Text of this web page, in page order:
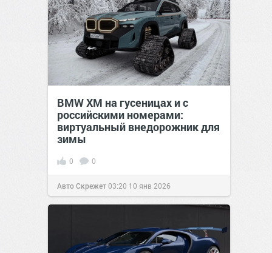
BMW XM на гусеницах и с
российскими номерами:
виртуальный внедорожник для
зимы
0 0
Авто Скрежет03:20 10 янв 2026